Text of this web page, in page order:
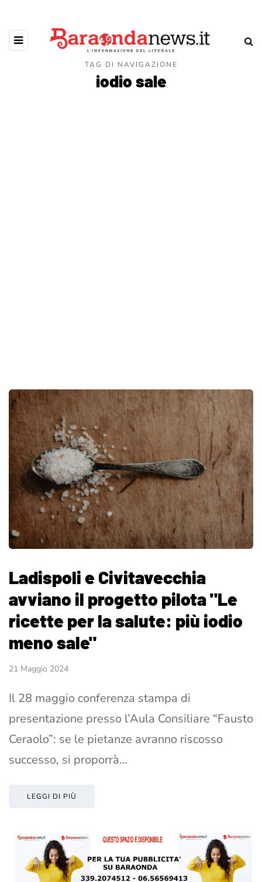
TAG DI NAVIGAZIONE
iodio sale
Ladispoli e Civitavecchia
avviano il progetto pilota "Le
ricette per la salute: più iodio
meno sale"
21 Maggio 2024
Il 28 maggio conferenza stampa di
presentazione presso l’Aula Consiliare “Fausto
Ceraolo”: se le pietanze avranno riscosso
successo, si proporrà…
LEGGI DI PIÙ